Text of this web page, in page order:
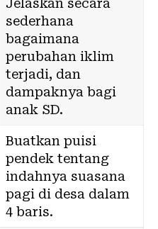
Jelaskan secara
sederhana
bagaimana
perubahan iklim
terjadi, dan
dampaknya bagi
anak SD.
Buatkan puisi
pendek tentang
indahnya suasana
pagi di desa dalam
4 baris.